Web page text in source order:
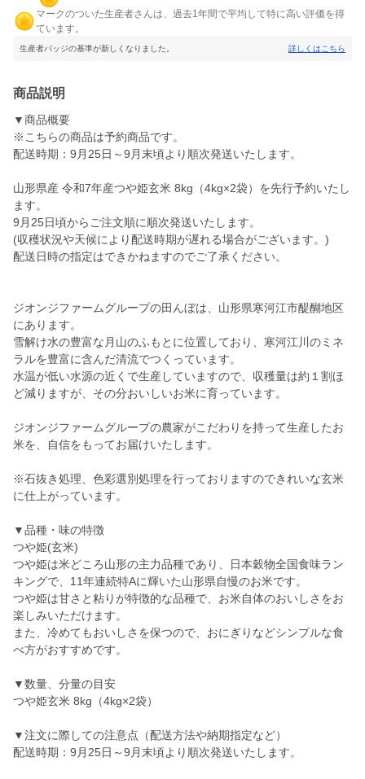
マークのついた生産者さんは、過去1年間で平均して特に高い評価を得
ています。
生産者バッジの基準が新しくなりました。 詳しくはこちら
商品説明
▼商品概要
※こちらの商品は予約商品です。
配送時期：9月25日～9月末頃より順次発送いたします。
山形県産 令和7年産つや姫玄米 8kg（4kg×2袋）を先行予約いたし
ます。
9月25日頃からご注文順に順次発送いたします。
(収穫状況や天候により配送時期が遅れる場合がございます。)
配送日時の指定はできかねますのでご了承ください。
ジオンジファームグループの田んぼは、山形県寒河江市醍醐地区
にあります。
雪解け水の豊富な月山のふもとに位置しており、寒河江川のミネ
ラルを豊富に含んだ清流でつくっています。
水温が低い水源の近くで生産していますので、収穫量は約１割ほ
ど減りますが、その分おいしいお米に育っています。
ジオンジファームグループの農家がこだわりを持って生産したお
米を、自信をもってお届けいたします。
※石抜き処理、色彩選別処理を行っておりますのできれいな玄米
に仕上がっています。
▼品種・味の特徴
つや姫(玄米)
つや姫は米どころ山形の主力品種であり、日本穀物全国食味ラン
キングで、11年連続特Aに輝いた山形県自慢のお米です。
つや姫は甘さと粘りが特徴的な品種で、お米自体のおいしさをお
楽しみいただけます。
また、冷めてもおいしさを保つので、おにぎりなどシンプルな食
べ方がおすすめです。
▼数量、分量の目安
つや姫玄米 8kg（4kg×2袋）
▼注文に際しての注意点（配送方法や納期指定など）
配送時期：9月25日～9月末頃より順次発送いたします。